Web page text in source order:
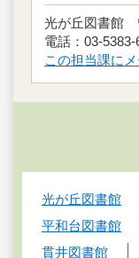
光が丘図書
電話：03-
この担当課に
光が丘図書館
平和台図書館
貫井図書館